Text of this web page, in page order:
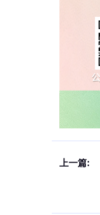
上一篇: